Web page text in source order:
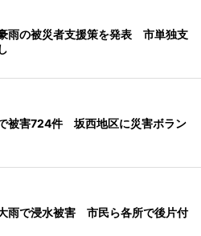
雨の被災者支援策を発表 市単独支
被害724件 坂西地区に災害ボラン
雨で浸水被害 市民ら各所で後片付